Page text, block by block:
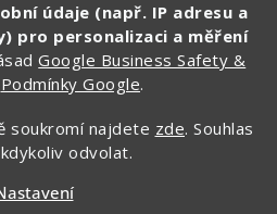
údaje (např. IP adresu a
pro personalizaci a měření
Google Business Safety &
Podmínky Google.
soukromí najdete zde. Souhlas
odvolat.
Vytvořil Shoptet